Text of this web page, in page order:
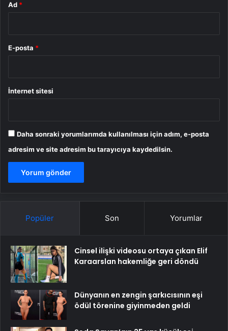
Ad *
E-posta *
İnternet sitesi
Daha sonraki yorumlarımda kullanılması için adım, e-posta
adresim ve site adresim bu tarayıcıya kaydedilsin.
Popüler Son Yorumlar
Cinsel ilişki videosu ortaya çıkan Elif
Karaarslan hakemliğe geri döndü
Dünyanın en zengin şarkıcısının eşi
ödül törenine giyinmeden geldi